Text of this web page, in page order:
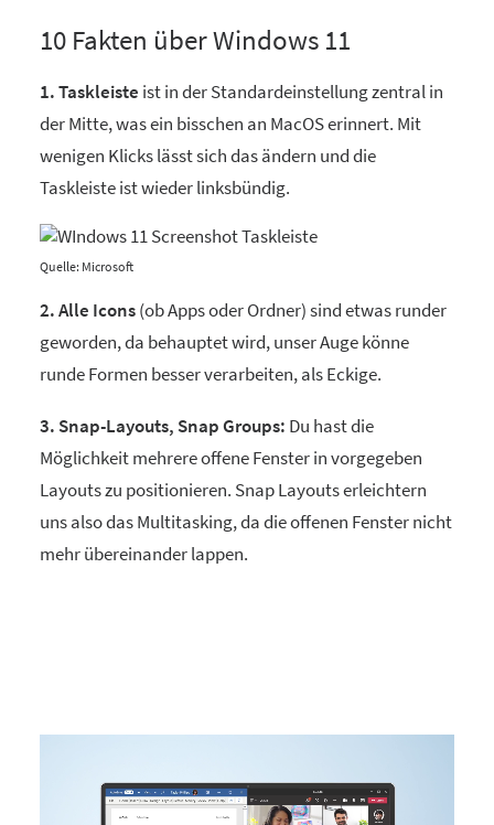
10 Fakten über Windows 11
1. Taskleiste ist in der Standardeinstellung zentral in
der Mitte, was ein bisschen an MacOS erinnert. Mit
wenigen Klicks lässt sich das ändern und die
Taskleiste ist wieder linksbündig.
Quelle: Microsoft
2. Alle Icons(ob Apps oder Ordner) sind etwas runder
geworden, da behauptet wird, unser Auge könne
runde Formen besser verarbeiten, als Eckige.
3. Snap-Layouts, Snap Groups: Du hast die
Möglichkeit mehrere offene Fenster in vorgegeben
Layouts zu positionieren. Snap Layouts erleichtern
uns also das Multitasking, da die offenen Fenster nicht
mehr übereinander lappen.